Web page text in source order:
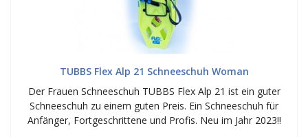
TUBBS Flex Alp 21 Schneeschuh Woman
Der Frauen Schneeschuh TUBBS Flex Alp 21 ist ein guter
Schneeschuh zu einem guten Preis. Ein Schneeschuh für
Anfänger, Fortgeschrittene und Profis. Neu im Jahr 2023!!